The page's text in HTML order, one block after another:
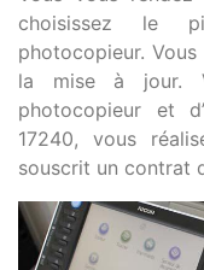
choisissez le
photocopieur.
la mise à jour.
photocopieur et
17240, vous
souscrit un contrat